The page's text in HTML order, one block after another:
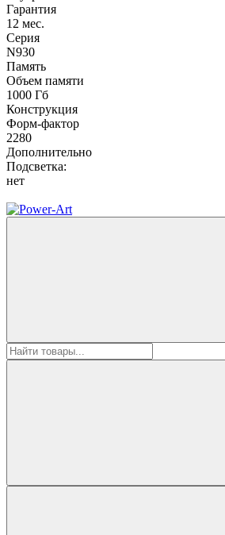
Гарантия
12 мес.
Серия
N930
Память
Объем памяти
1000 Гб
Конструкция
Форм-фактор
2280
Дополнительно
Подсветка:
нет